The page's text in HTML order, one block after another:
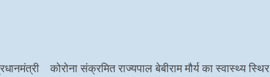
कोरोना संक्रमित राज्यपाल बेबीराम मौर्य का स्वास्थ्य स्थिर